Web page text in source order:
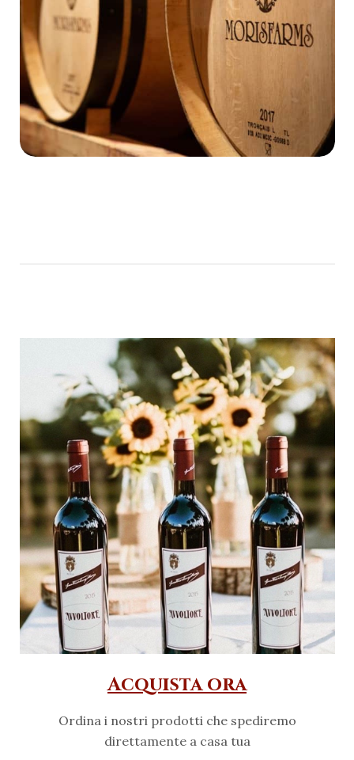
Acquista ora
Ordina i nostri prodotti che spediremo
direttamente a casa tua